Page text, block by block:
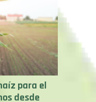
para el
desde